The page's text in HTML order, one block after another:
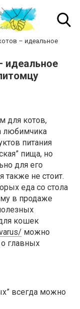
– идеальное
идеальное
для котов,
любимчика
питания
пища, но
для его
также не стоит.
еда со стола
в продаже
кошек
можно
главных
всегда можно